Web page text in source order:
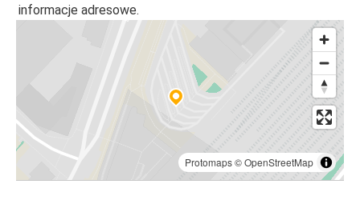
informacje adresowe.
Protomaps©OpenStreetMap